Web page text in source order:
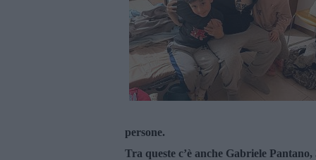
persone.
Tra queste c’è anche Gabriele